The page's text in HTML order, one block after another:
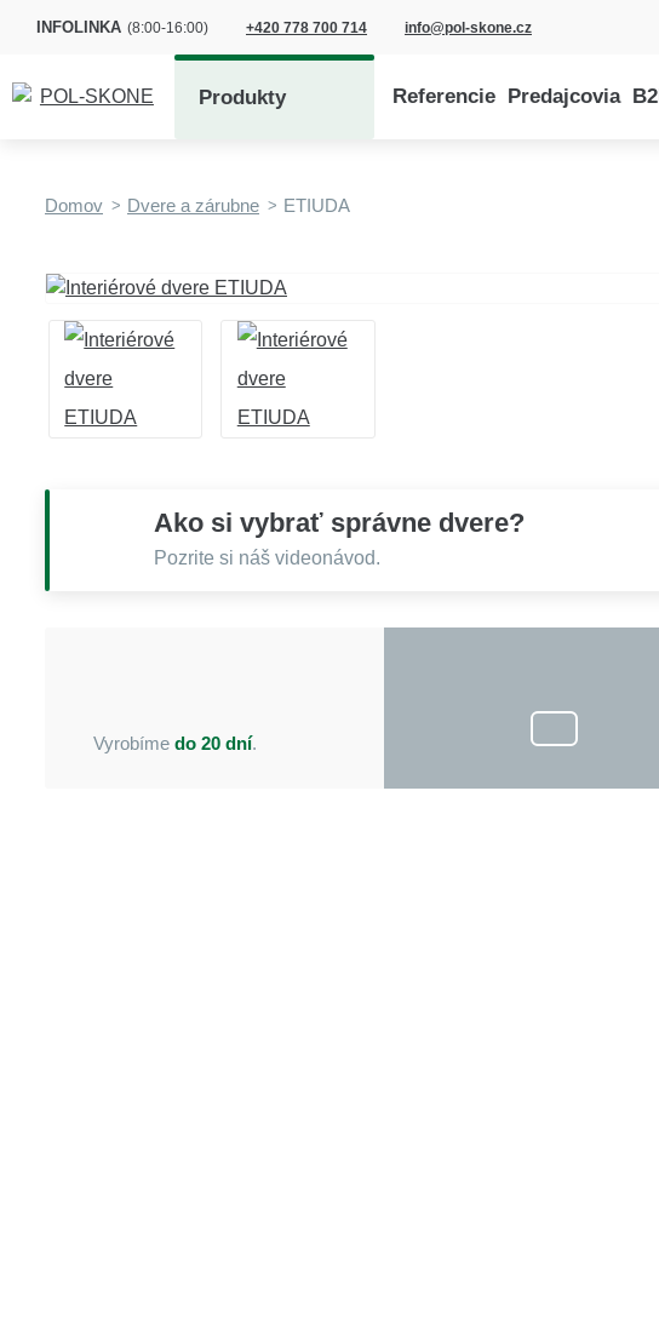
INFOLINKA (8:00-16:00) +420 778 700 714 info@pol-skone.cz
Produkty Referencie Predajcovia
Domov Dvere a zárubne ETIUDA
Ako si vybrať správne dvere?
Pozrite si náš videonávod.
Vyrobíme do 20 dní.